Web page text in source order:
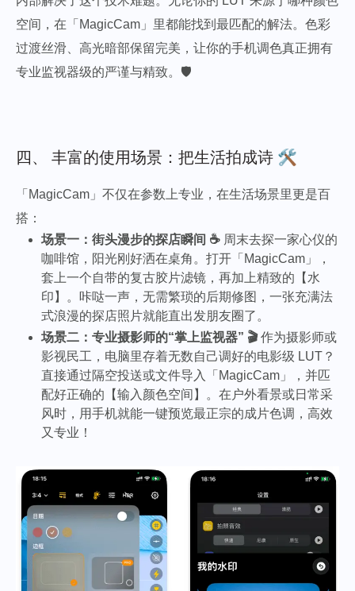
空间，在「MagicCam」里都能找到最匹配的解法。色彩
过渡丝滑、高光暗部保留完美，让你的手机调色真正拥有
专业监视器级的严谨与精致。🛡️
四、 丰富的使用场景：把生活拍成诗 🛠️
「MagicCam」不仅在参数上专业，在生活场景里更是百
搭：
场景一：街头漫步的探店瞬间 ☕️ 周末去探一家心仪的
咖啡馆，阳光刚好洒在桌角。打开「MagicCam」，
套上一个自带的复古胶片滤镜，再加上精致的【水
印】。咔哒一声，无需繁琐的后期修图，一张充满法
式浪漫的探店照片就能直出发朋友圈了。
场景二：专业摄影师的“掌上监视器” 🎬作为摄影师或
影视民工，电脑里存着无数自己调好的电影级 LUT？
直接通过隔空投送或文件导入「MagicCam」，并匹
配好正确的【输入颜色空间】。在户外看景或日常采
风时，用手机就能一键预览最正宗的成片色调，高效
又专业！